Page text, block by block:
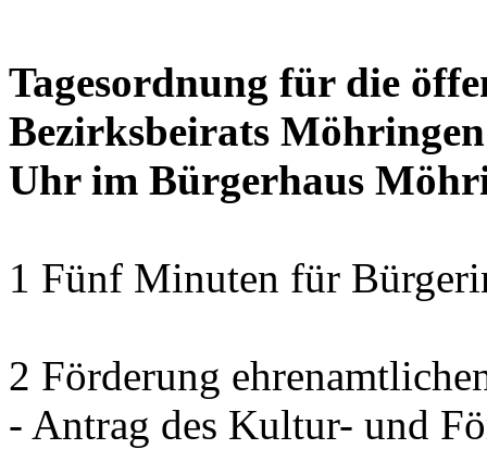
Tagesordnung für die
Bezirksbeirats
Uhr im Bürgerhaus
1 Fünf Minuten für
2 Förderung
- Antrag des Kultur- und